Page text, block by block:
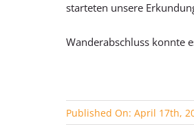
starteten unsere
Wanderabschluss konnte
Published On: April 17th,